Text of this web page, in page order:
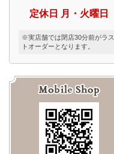
定休日 月・火曜日
※実店舗では閉店30分前がラス
トオーダーとなります。